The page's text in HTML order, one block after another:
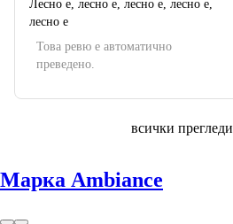
Лесно е, лесно е, лесно е, лесно е,
лесно е
Това ревю е автоматично
преведено.
всички прегледи
Марка Ambiance